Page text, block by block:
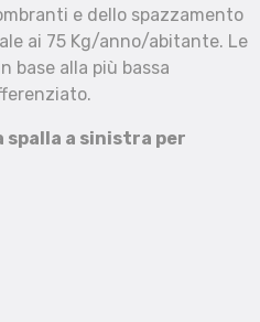
e dello spazzamento
ai 75 Kg/anno/abitante. Le
base alla più bassa
a sinistra per